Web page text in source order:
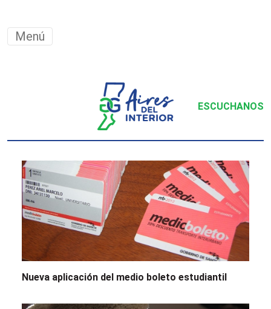
Menú
ESCUCHANOS
Nueva aplicación del medio boleto estudiantil